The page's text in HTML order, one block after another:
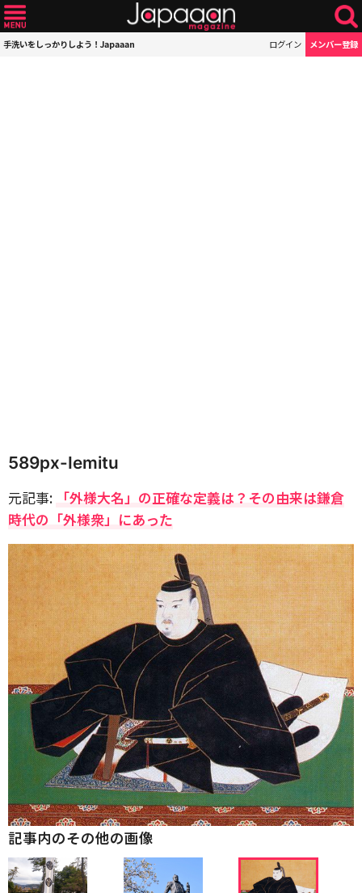
手洗いをしっかりしよう！Japaaan ログイン メンバー登録
589px-Iemitu
元記事: 「外様大名」の正確な定義は？その由来は鎌倉
時代の「外様衆」にあった
記事内のその他の画像